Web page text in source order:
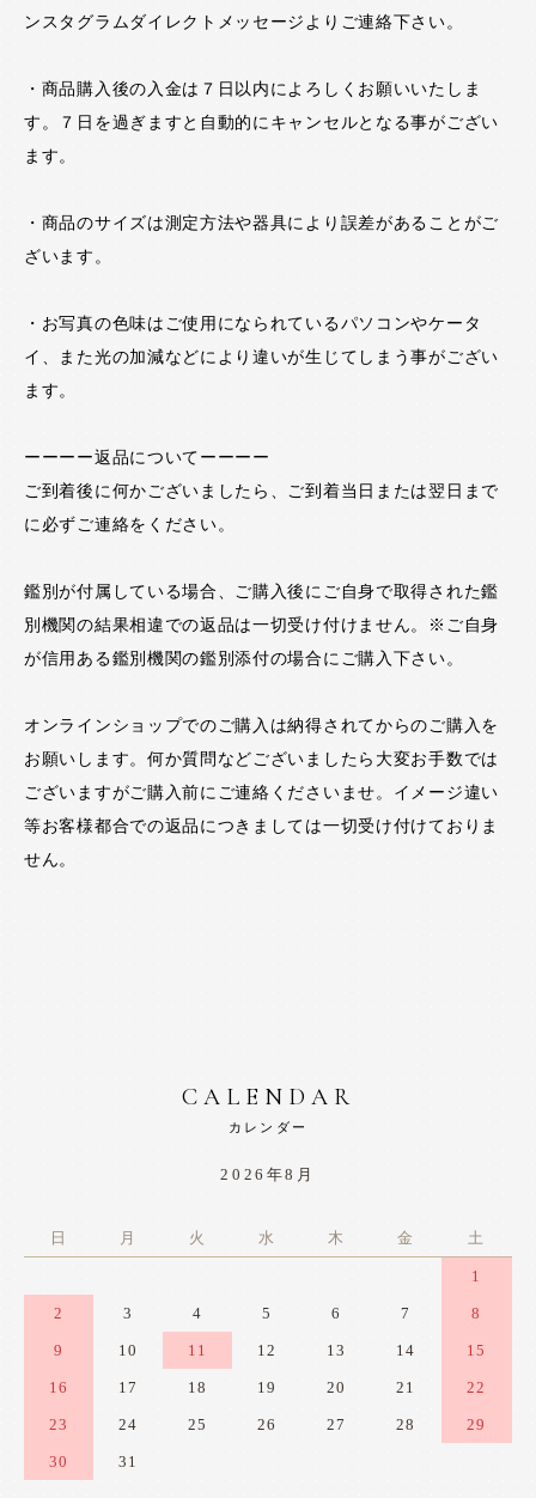
ンスタグラムダイレクトメッセージよりご連絡下さい。
・商品購入後の入金は７日以内によろしくお願いいたしま
す。７日を過ぎますと自動的にキャンセルとなる事がござい
ます。
・商品のサイズは測定方法や器具により誤差があることがご
ざいます。
・お写真の色味はご使用になられているパソコンやケータ
イ、また光の加減などにより違いが生じてしまう事がござい
ます。
ーーーー返品についてーーーー
ご到着後に何かございましたら、ご到着当日または翌日まで
に必ずご連絡をください。
鑑別が付属している場合、ご購入後にご自身で取得された鑑
別機関の結果相違での返品は一切受け付けません。※ご自身
が信用ある鑑別機関の鑑別添付の場合にご購入下さい。
オンラインショップでのご購入は納得されてからのご購入を
お願いします。何か質問などございましたら大変お手数では
ございますがご購入前にご連絡くださいませ。イメージ違い
等お客様都合での返品につきましては一切受け付けておりま
せん。
CALENDAR
カレンダー
2026年8月
日 月 火 水 木 金 土
1
2 3 4 5 6 7 8
9 10 11 12 13 14 15
16 17 18 19 20 21 22
23 24 25 26 27 28 29
30 31